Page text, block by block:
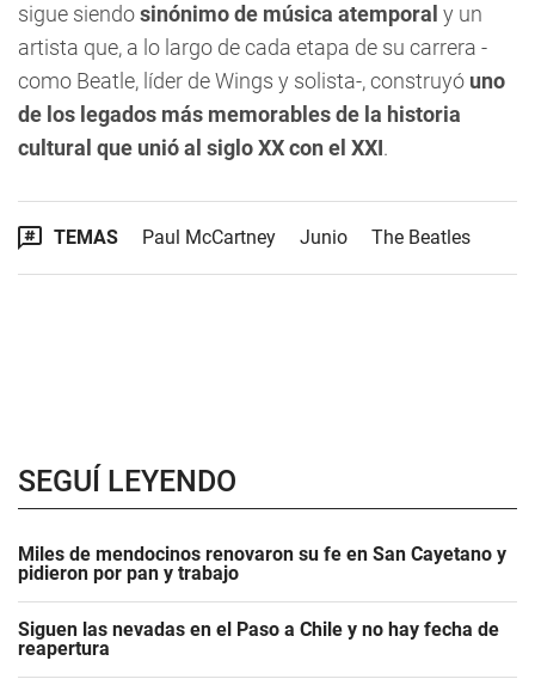
sigue siendosinónimo de música atemporal y un
artista que, a lo largo de cada etapa de su carrera -
como Beatle, líder de Wings y solista-, construyó uno
de los legados más memorables de la historia
cultural que unió al siglo XX con el XXI.
TEMAS Paul McCartney Junio The Beatles
SEGUÍ LEYENDO
Miles de mendocinos renovaron su fe en San Cayetano y
pidieron por pan y trabajo
Siguen las nevadas en el Paso a Chile y no hay fecha de
reapertura